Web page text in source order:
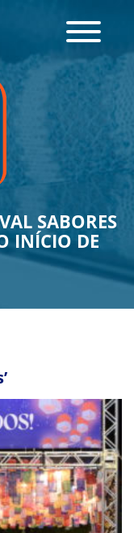
Toggle
SABORES
INÍCIO DE